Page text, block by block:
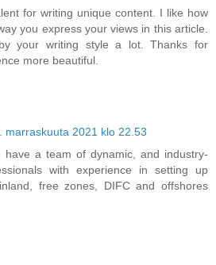
for writing unique content. I like how
you express your views in this article.
your writing style a lot. Thanks for
more beautiful.
marraskuuta 2021 klo 22.53
have a team of dynamic, and industry-
with experience in setting up
free zones, DIFC and offshores